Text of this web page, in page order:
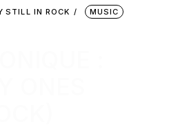
STILL IN ROCK
MUSIC